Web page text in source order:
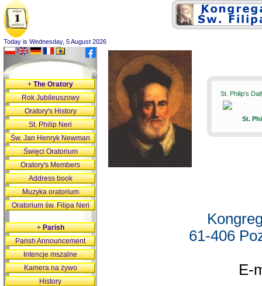
Today is Wednesday, 5 August 2026
St. Philip's
St.
61-406
E-
+The Oratory
Rok Jubileuszowy
Oratory's History
St. Philip Neri
Św. Jan Henryk Newman
Święci Oratorium
Oratory's Members
Address book
Muzyka oratorium
Oratorium św. Filipa Neri
+Parish
Parish Announcement
Intencje mszalne
Kamera na żywo
History